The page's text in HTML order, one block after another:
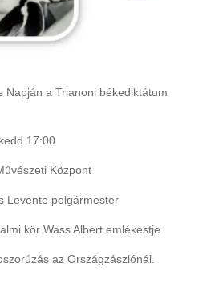
Napján a Trianoni békediktátum
17:00
Központ
Levente polgármester
kör Wass Albert emlékestje
az Országzászlónál.